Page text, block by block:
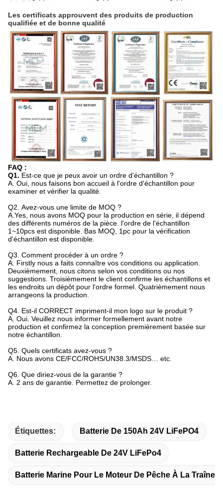
Les certificats approuvent des produits de production
qualifiée et de bonne qualité
FAQ :
Q1. Est-ce que je peux avoir un ordre d'échantillon ?
A. Oui, nous faisons bon accueil à l'ordre d'échantillon pour
examiner et vérifier la qualité.
Q2. Avez-vous une limite de MOQ ?
A.Yes, nous avons MOQ pour la production en série, il dépend
des différents numéros de la pièce. l'ordre de l'échantillon
1~10pcs est disponible. Bas MOQ, 1pc pour la vérification
d'échantillon est disponible.
Q3. Comment procéder à un ordre ?
A. Firstly nous a faits connaître vos conditions ou application.
Deuxièmement, nous citons selon vos conditions ou nos
suggestions. Troisièmement le client confirme les échantillons et
les endroits un dépôt pour l'ordre formel. Quatrièmement nous
arrangeons la production.
Q4. Est-il CORRECT impriment-il mon logo sur le produit ?
A. Oui. Veuillez nous informer formellement avant notre
production et confirmez la conception premièrement basée sur
notre échantillon.
Q5. Quels certificats avez-vous ?
A. Nous avons CE/FCC/ROHS/UN38.3/MSDS… etc.
Q6. Que diriez-vous de la garantie ?
A. 2 ans de garantie. Permettez de prolonger.
Étiquettes: Batterie De 150Ah 24V LiFePO4
Batterie Rechargeable De 24V LiFePo4
Batterie Marine Pour Le Moteur De Pêche À La Traîne